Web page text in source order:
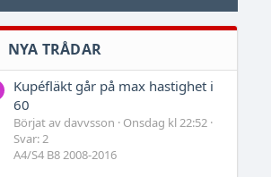
NYA TRÅDAR
Kupéfläkt går på max hastighet i
60
Börjat av davvsson
Onsdag kl 22:52
Svar: 2
A4/S4 B8 2008-2016